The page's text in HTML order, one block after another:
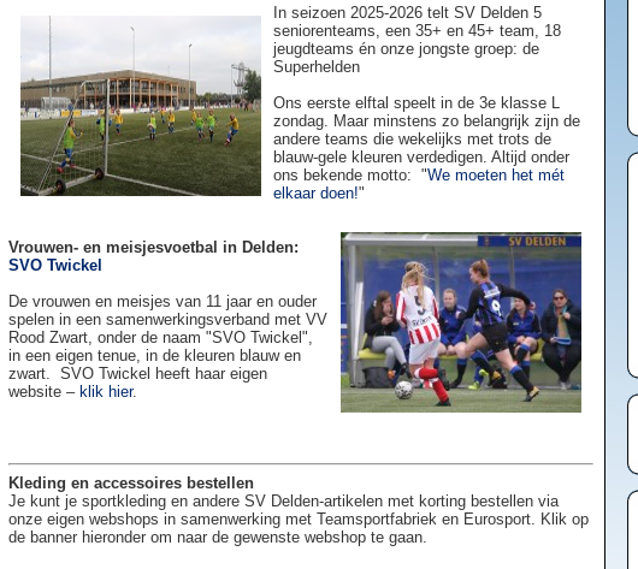
In seizoen 2025-2026 telt SV Delden 5
seniorenteams, een 35+ en 45+ team, 18
jeugdteams én onze jongste groep: de
Superhelden
Ons eerste elftal speelt in de 3e klasse L
zondag. Maar minstens zo belangrijk zijn de
andere teams die wekelijks met trots de
blauw-gele kleuren verdedigen. Altijd onder
ons bekende motto: "We moeten het mét
elkaar doen!"
Vrouwen- en meisjesvoetbal in Delden:
SVO Twickel
De vrouwen en meisjes van 11 jaar en ouder
spelen in een samenwerkingsverband met VV
Rood Zwart, onder de naam "SVO Twickel",
in een eigen tenue, in de kleuren blauw en
zwart. SVO Twickel heeft haar eigen
website – klik hier.
Kleding en accessoires bestellen
Je kunt je sportkleding en andere SV Delden-artikelen met korting bestellen via
onze eigen webshops in samenwerking met Teamsportfabriek en Eurosport. Klik op
de banner hieronder om naar de gewenste webshop te gaan.